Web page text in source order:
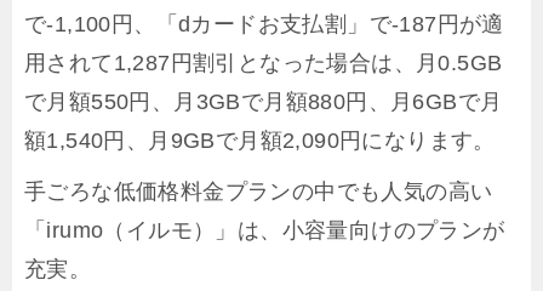
で-1,100円、「dカードお支払割」で-187円が適
用されて1,287円割引となった場合は、月0.5GB
で月額550円、月3GBで月額880円、月6GBで月
額1,540円、月9GBで月額2,090円になります。
手ごろな低価格料金プランの中でも人気の高い
「irumo（イルモ）」は、小容量向けのプランが
充実。